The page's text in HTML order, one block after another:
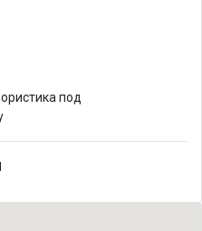
под